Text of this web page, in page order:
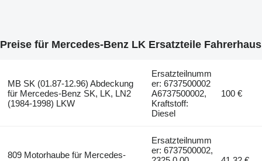
Preise für Mercedes-Benz LK Ersatzteile Fahrerhaus
MB SK (01.87-12.96) Abdeckung
für Mercedes-Benz SK, LK, LN2
(1984-1998) LKW
Ersatzteilnumm
er: 6737500002
A6737500002,
Kraftstoff:
Diesel
100 €
809 Motorhaube für Mercedes-
Ersatzteilnumm
er: 6737500002,